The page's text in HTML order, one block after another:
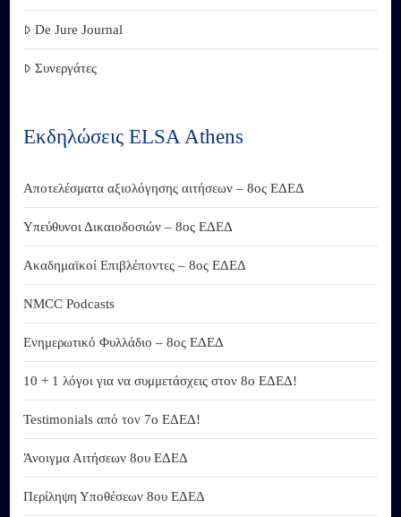
De Jure Journal
Συνεργάτες
Εκδηλώσεις ELSA Athens
Αποτελέσματα αξιολόγησης αιτήσεων – 8ος ΕΔΕΔ
Υπεύθυνοι Δικαιοδοσιών – 8ος ΕΔΕΔ
Ακαδημαϊκοί Επιβλέποντες – 8ος ΕΔΕΔ
NMCC Podcasts
Ενημερωτικό Φυλλάδιο – 8ος ΕΔΕΔ
10 + 1 λόγοι για να συμμετάσχεις στον 8ο ΕΔΕΔ!
Testimonials από τον 7ο ΕΔΕΔ!
Άνοιγμα Αιτήσεων 8ου ΕΔΕΔ
Περίληψη Υποθέσεων 8ου ΕΔΕΔ